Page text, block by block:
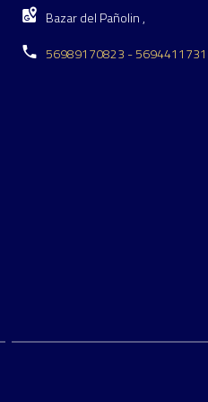
Bazar del Pañolin ,
56989170823 -